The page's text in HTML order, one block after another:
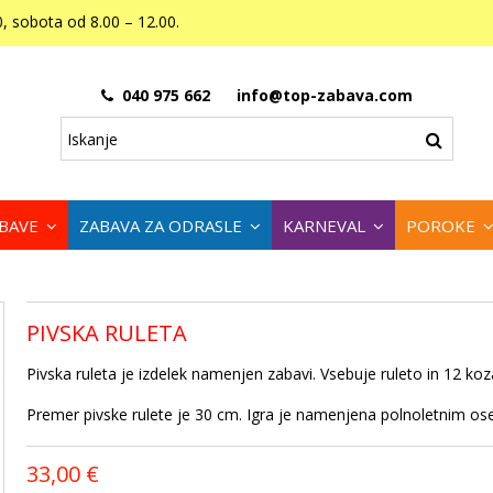
sobota od 8.00 – 12.00.
040 975 662 info@top-zabava.com
ZABAVA ZA ODRASLE KARNEVAL POROKE
PIVSKA RULETA
Pivska ruleta je izdelek namenjen zabavi. Vsebuje ruleto in 12
Premer pivske rulete je 30 cm. Igra je namenjena polnoletnim
33,00 €